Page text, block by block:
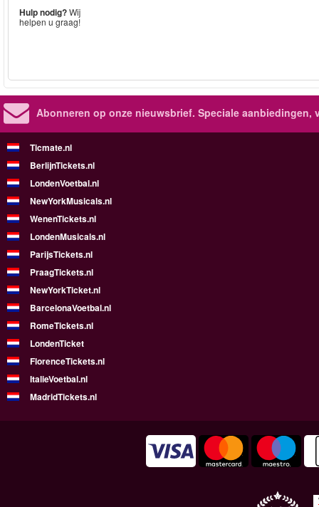
Hulp nodig?Wij
helpen u graag!
Abonneren op onze nieuwsbrief. Speciale aanbiedingen,
Ticmate.nl
BerlijnTickets.nl
LondenVoetbal.nl
NewYorkMusicals.nl
WenenTickets.nl
LondenMusicals.nl
ParijsTickets.nl
PraagTickets.nl
NewYorkTicket.nl
BarcelonaVoetbal.nl
RomeTickets.nl
LondenTicket
FlorenceTickets.nl
ItalieVoetbal.nl
MadridTickets.nl